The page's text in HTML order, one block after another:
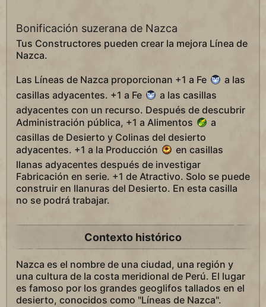
Bonificación suzerana de Nazca
Tus Constructores pueden crear la mejora Línea de
Nazca.
Las Líneas de Nazca proporcionan +1 a Fe
a las
casillas adyacentes. +1 a Fe
a las casillas
adyacentes con un recurso. Después de descubrir
Administración pública, +1 a Alimentos
a
casillas de Desierto y Colinas del desierto
adyacentes. +1 a la Producción
en casillas
llanas adyacentes después de investigar
Fabricación en serie. +1 de Atractivo. Solo se puede
construir en llanuras del Desierto. En esta casilla
no se podrá trabajar.
Contexto histórico
Nazca es el nombre de una ciudad, una región y
una cultura de la costa meridional de Perú. El lugar
es famoso por los grandes geoglifos tallados en el
desierto, conocidos como "Líneas de Nazca".